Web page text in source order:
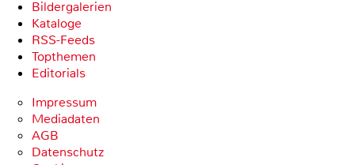
Bildergalerien
Kataloge
RSS-Feeds
Topthemen
Editorials
Impressum
Mediadaten
AGB
Datenschutz